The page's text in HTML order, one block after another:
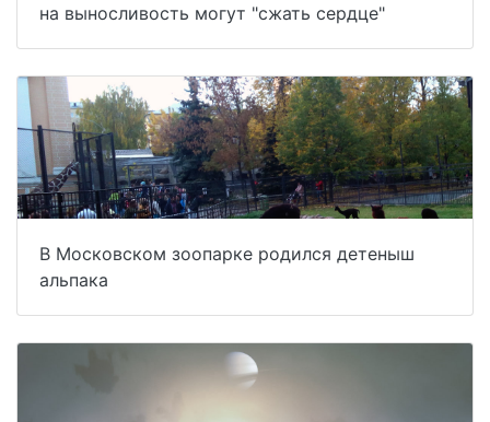
на выносливость могут "сжать сердце"
В Московском зоопарке родился детеныш
альпака